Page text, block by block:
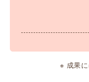
※ 成果に